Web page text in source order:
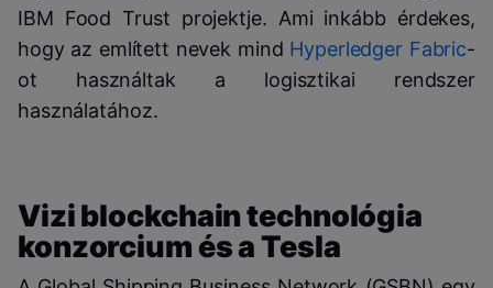
IBM Food Trust projektje. Ami inkább érdekes,
hogy az említett nevek mind Hyperledger Fabric-
ot használtak a logisztikai rendszer
használatához.
Vizi blockchain technológia
konzorcium és a Tesla